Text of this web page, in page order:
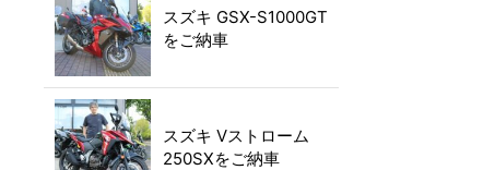
スズキ GSX-S1000GT
をご納車
スズキ Vストローム
250SXをご納車